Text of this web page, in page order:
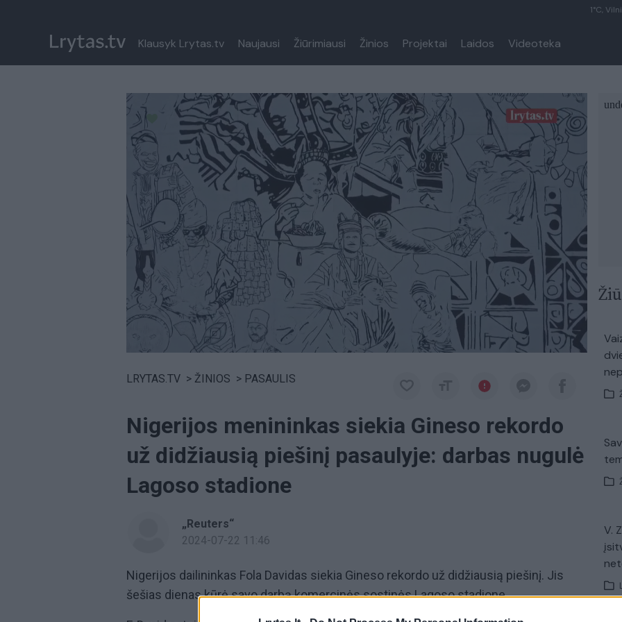
1°C,
Klausyk Lrytas.tv Naujausi Žiūrimiausi Žinios Projektai Laidos Videoteka
Paremkite Ukrainą
LRYTAS.TV > ŽINIOS > PASAULIS
Nigerijos menininkas siekia Gineso rekordo
už didžiausią piešinį pasaulyje: darbas nugulė
Lagoso stadione
„Reuters“
2024-07-22 11:46
Nigerijos dailininkas Fola Davidas siekia Gineso rekordo už didžiausią piešinį. Jis
šešias dienas kūrė savo darbą komercinės sostinės Lagoso stadione.
V.